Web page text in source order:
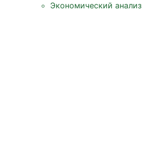
Экономический анализ